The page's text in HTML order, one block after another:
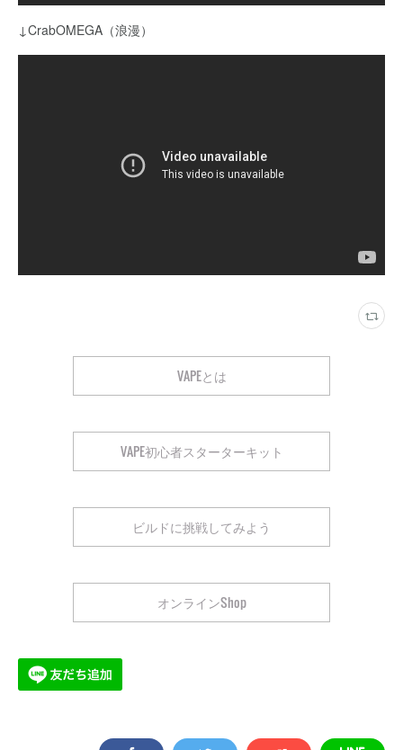
↓CrabOMEGA（浪漫）
VAPEとは
VAPE初心者スターターキット
ビルドに挑戦してみよう
オンラインShop